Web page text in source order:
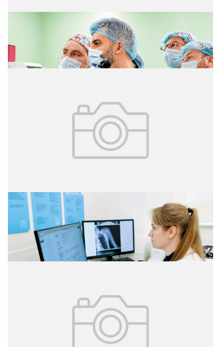
Уникальная операция
25.07.2026 № 28 (426)
ИИ-СЕРВИС ДЛЯ ЗДОРОВЬЯ
СУСТАВОВ